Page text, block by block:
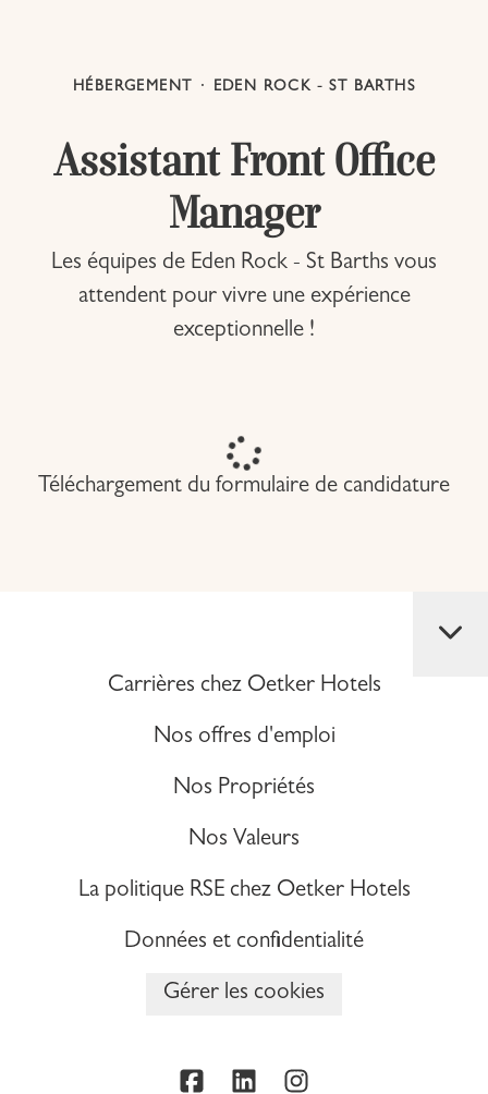
HÉBERGEMENT · EDEN ROCK - ST BARTHS
Assistant Front Office
Manager
Les équipes de Eden Rock - St Barths vous
attendent pour vivre une expérience
exceptionnelle !
Téléchargement du formulaire de candidature
Carrières chez Oetker Hotels
Nos offres d'emploi
Nos Propriétés
Nos Valeurs
La politique RSE chez Oetker Hotels
Données et confidentialité
Gérer les cookies